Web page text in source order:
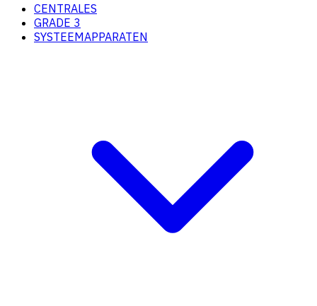
CENTRALES
GRADE 3
SYSTEEMAPPARATEN